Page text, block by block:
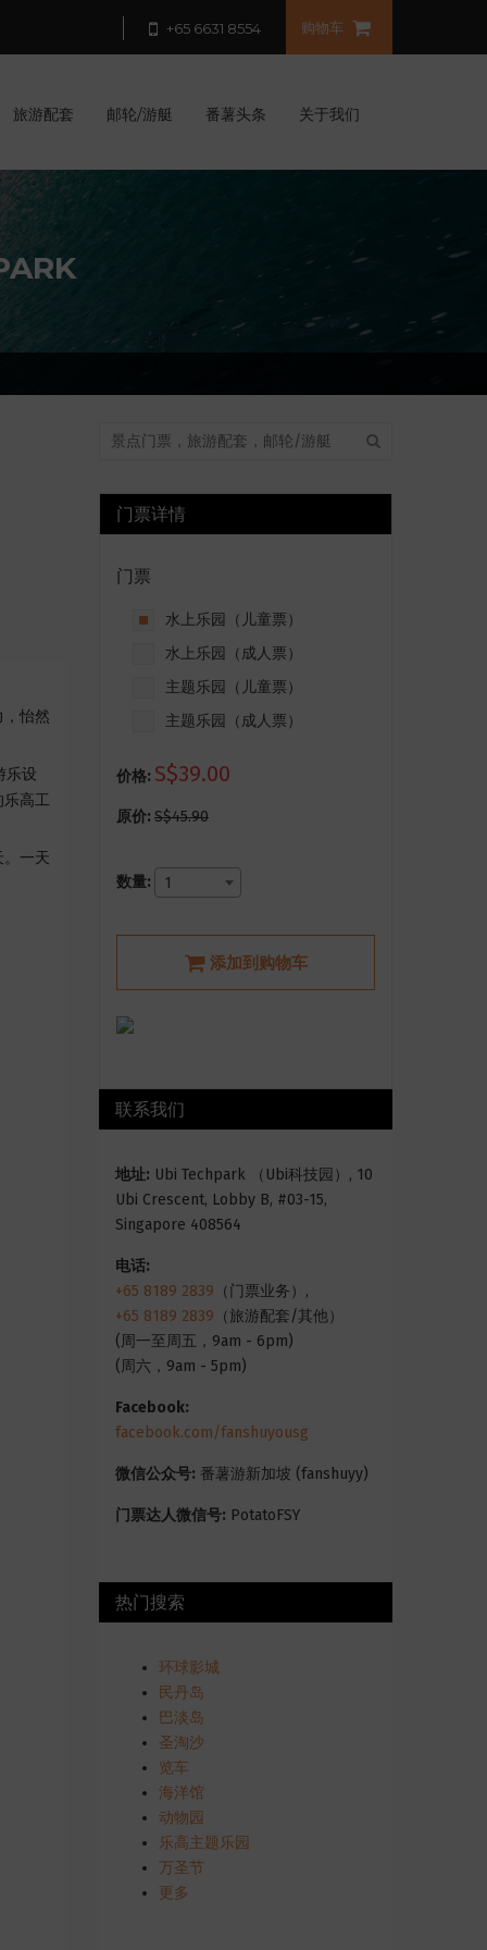
购物车
+65 6631 8554
旅游配套 邮轮/游艇 番薯头条 关于我们
怡然
乐设
高工
一天
门票详情
门票
水上乐园（儿童票）
水上乐园（成人票）
主题乐园（儿童票）
主题乐园（成人票）
价格: S$39.00
原价: S$45.90
数量: 1
添加到购物车
联系我们
地址: Ubi Techpark （Ubi科技园）, 10
Ubi Crescent, Lobby B, #03-15,
Singapore 408564
电话:
+65 8189 2839 （门票业务）,
+65 8189 2839 （旅游配套/其他）
(周一至周五，9am - 6pm)
(周六，9am - 5pm)
Facebook:
facebook.com/fanshuyousg
微信公众号: 番薯游新加坡 (fanshuyy)
门票达人微信号: PotatoFSY
热门搜索
环球影城
民丹岛
巴淡岛
圣淘沙
览车
海洋馆
动物园
乐高主题乐园
万圣节
更多